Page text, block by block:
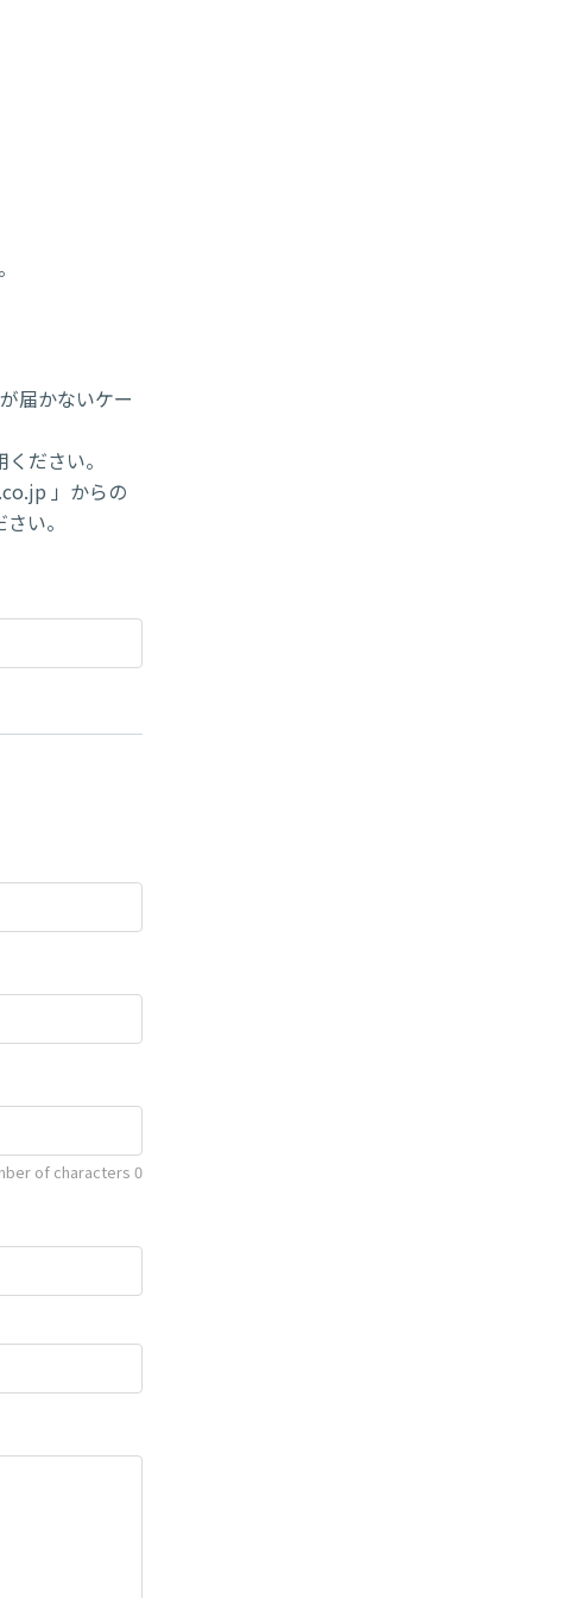
届かないケー
ださい。
」からの
い。
of characters 0